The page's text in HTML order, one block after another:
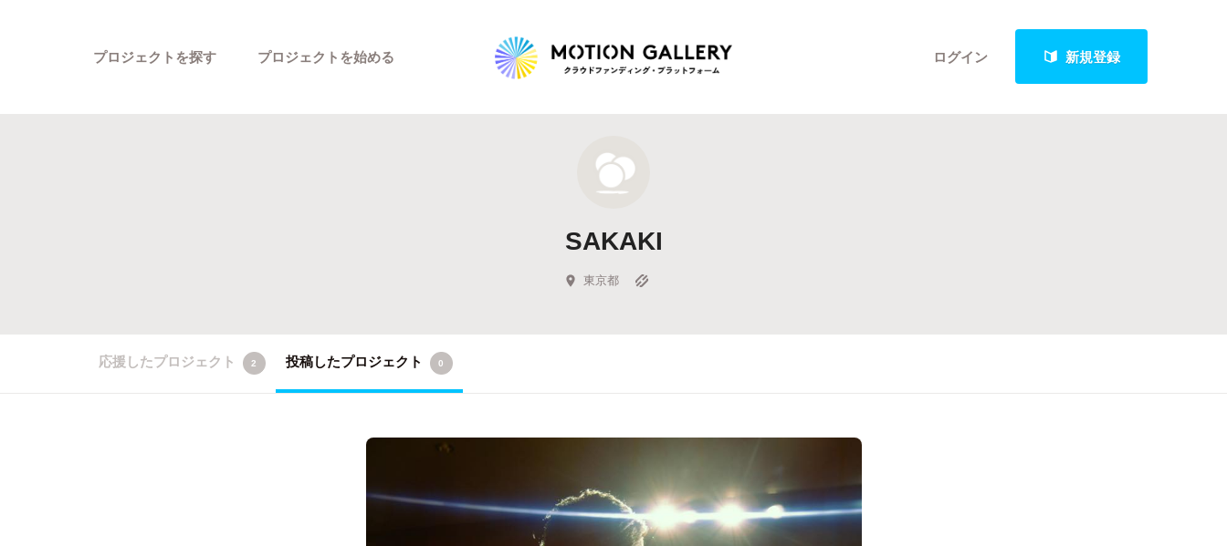
ログイン 新規登録
プロジェクトを探す
新着プロジェクト
Feature
キュレーターから探す
プロジェクトを始める
SAKAKI
東京都
応援したプロジェクト 2 投稿したプロジェクト 0